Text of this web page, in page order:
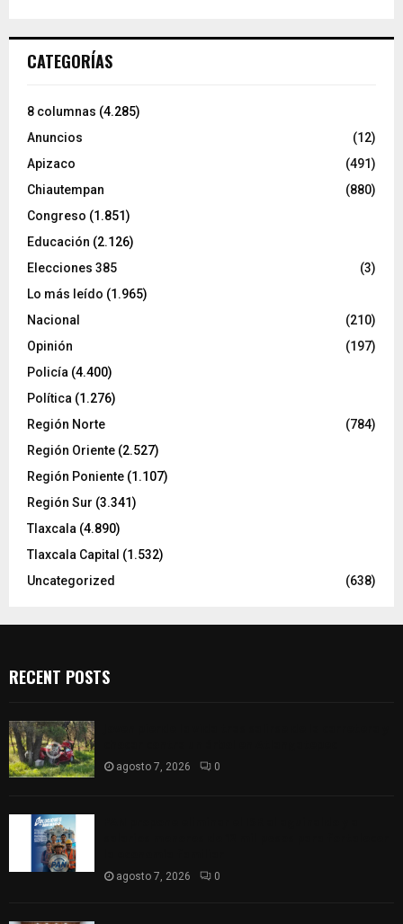
CATEGORÍAS
8 columnas (4.285)
Anuncios
(12)
Apizaco
(491)
Chiautempan
(880)
Congreso (1.851)
Educación (2.126)
Elecciones 385
(3)
Lo más leído (1.965)
Nacional
(210)
Opinión
(197)
Policía (4.400)
Política (1.276)
Región Norte
(784)
Región Oriente (2.527)
Región Poniente (1.107)
Región Sur (3.341)
Tlaxcala (4.890)
Tlaxcala Capital (1.532)
Uncategorized
(638)
RECENT POSTS
agosto 7, 2026 0
agosto 7, 2026 0